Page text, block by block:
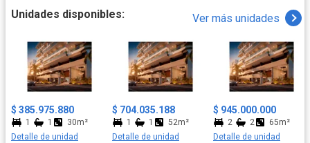
Colorados, Santa Marta, emerge un enclave de lujo frente al mar
Caribe. Un lugar donde la serenidad del entorno se combina con
doradas, brisa cálida y el inconfundible encanto del norte de
Colombia. Santa Marta combina playas de ensueño, clima cálido
y una cercanía única con la Sierra Nevada, ofreciendo paisajes
que cambian del mar al bosque en pocas horas. Es un lugar ideal
para quienes buscan tranquilidad, naturaleza y una vida rodeada
de cultura e historia caribeña. Importante: Los renders e
imágenes son ilustrativos y no constituyen oferta comercial ni
Unidades disponibles:
Ver más unidades
$ 385.975.880
1 1
30m²
Detalle de unidad
$ 704.035.188
1 1
52m²
Detalle de unidad
$ 945.000.000
2 2
65m²
Detalle de unidad